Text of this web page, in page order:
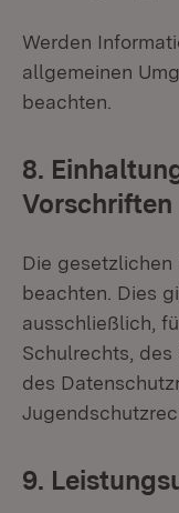
Werden
allgemeinen
beachten.
8.
Vorschriften
Die gesetzlichen
beachten. Dies
ausschließlich,
Schulrechts, des
des
9.